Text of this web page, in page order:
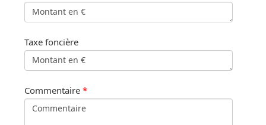
Taxe foncière
Commentaire *